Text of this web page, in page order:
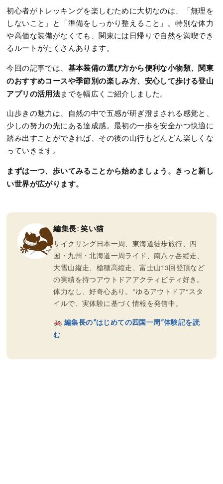
初心者がトレッキングを楽しむために大切なのは、「無理を
しないこと」と「準備をしっかり整えること」。特別な体力
や高価な装備がなくても、関東には日帰りで自然を満喫でき
るルートがたくさんあります。
今回の記事では、 基本装備の選び方から便利な小物類、関東
のおすすめコースや季節別の楽しみ方、安心して歩ける登山
アプリの活用法までを幅広くご紹介しました。
山歩きの魅力は、自然の中で五感が研ぎ澄まされる感覚と、
少しの努力の先にある達成感。最初の一歩を安全かつ快適に
踏み出すことができれば、その後の山行もどんどん楽しくな
っていきます。
まずは一つ、歩いてみることから始めましょう。きっと新し
い世界が広がります。
編集長: 笑い猫
サイクリング日本一周、東海道徒歩旅行、四
国・九州・北海道一周ライド、南八ヶ岳縦走、
大雪山縦走、槍穂高縦走、富士山13回登頂など
の実績を持つアウトドアアクティビティ好き。
体力なし、好奇心あり。”ゆるアウトドア”スタ
イルで、実体験に基づく情報を発信中。
編集長の“はじめての四国一周”体験記を読
む